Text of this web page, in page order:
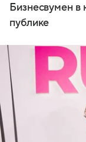
Бизнесвумен в
публике